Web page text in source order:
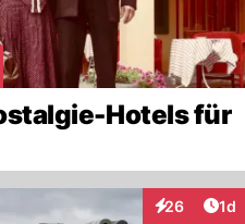
Hotels für
26
Interaktionen
1d